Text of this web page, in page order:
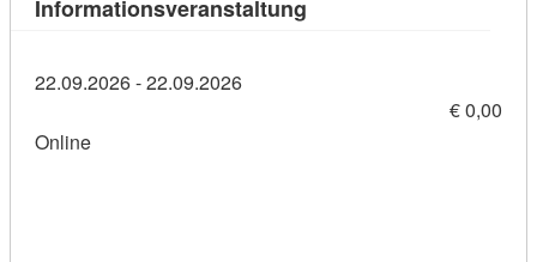
Informationsveranstaltung
22.09.2026 - 22.09.2026
€ 0,00
Online